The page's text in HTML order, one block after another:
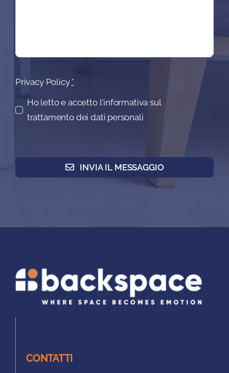
Privacy Policy *
Ho letto e accetto l'informativa sul
trattamento dei dati personali
INVIA IL MESSAGGIO
CONTATTI